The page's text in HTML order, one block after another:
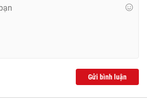
Gửi bình luận